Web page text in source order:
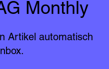
Monthly
Artikel automatisch